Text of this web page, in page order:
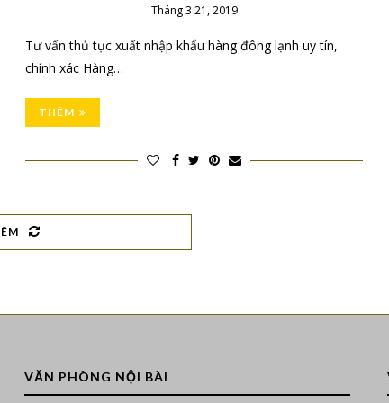
Tháng 3 21, 2019
Tư vấn thủ tục xuất nhập khẩu hàng đông lạnh uy tín,
chính xác Hàng…
THÊM
VĂN PHÒNG NỘI BÀI